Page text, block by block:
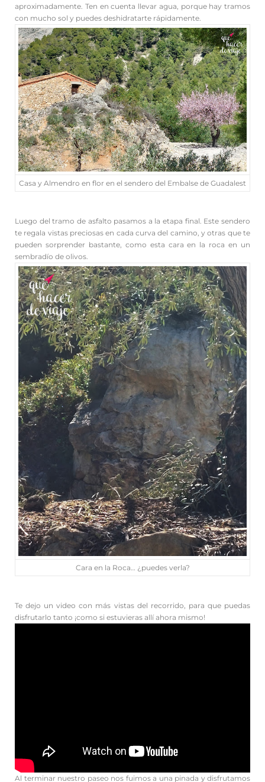
aproximadamente. Ten en cuenta llevar agua, porque hay tramos
con mucho sol y puedes deshidratarte rápidamente.
Casa y Almendro en flor en el sendero del Embalse de Guadalest
Luego del tramo de asfalto pasamos a la etapa final. Este sendero
te regala vistas preciosas en cada curva del camino, y otras que te
pueden sorprender bastante, como esta cara en la roca en un
sembradío de olivos.
Cara en la Roca… ¿puedes verla?
Te dejo un video con más vistas del recorrido, para que puedas
disfrutarlo tanto ¡como si estuvieras allí ahora mismo!
Al terminar nuestro paseo nos fuimos a una pinada y disfrutamos